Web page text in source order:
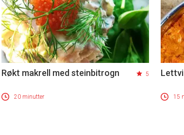
Røkt makrell med steinbitrogn 5
20 minutter 15